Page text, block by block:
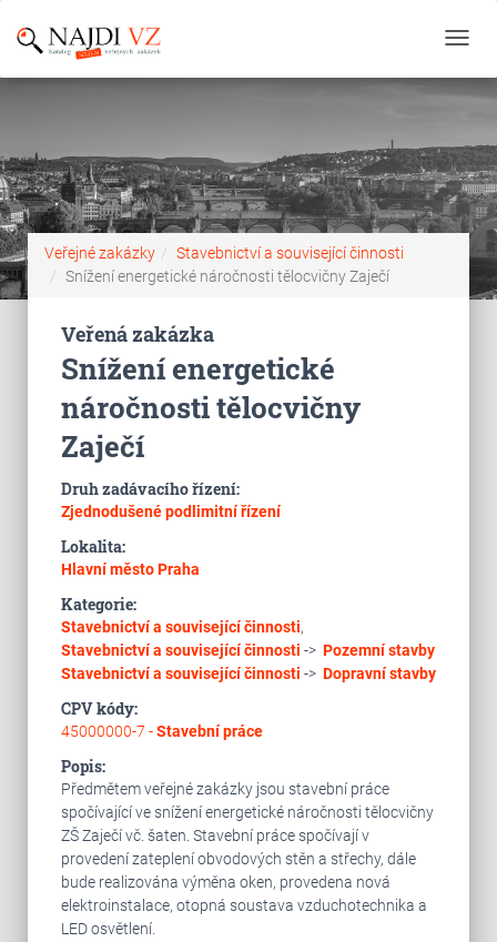
Veřejné zakázky
Stavebnictví a související činnosti
Snížení energetické náročnosti tělocvičny Zaječí
Veřená zakázka
Snížení energetické
náročnosti tělocvičny
Zaječí
Druh zadávacího řízení:
Zjednodušené podlimitní řízení
Lokalita:
Hlavní město Praha
Kategorie:
Stavebnictví a související činnosti,
Stavebnictví a související činnosti -> Pozemní stavby
Stavebnictví a související činnosti -> Dopravní stavby
CPV kódy:
45000000-7 -Stavební práce
Popis:
Předmětem veřejné zakázky jsou stavební práce
spočívající ve snížení energetické náročnosti tělocvičny
ZŠ Zaječí vč. šaten. Stavební práce spočívají v
provedení zateplení obvodových stěn a střechy, dále
bude realizována výměna oken, provedena nová
elektroinstalace, otopná soustava vzduchotechnika a
LED osvětlení.